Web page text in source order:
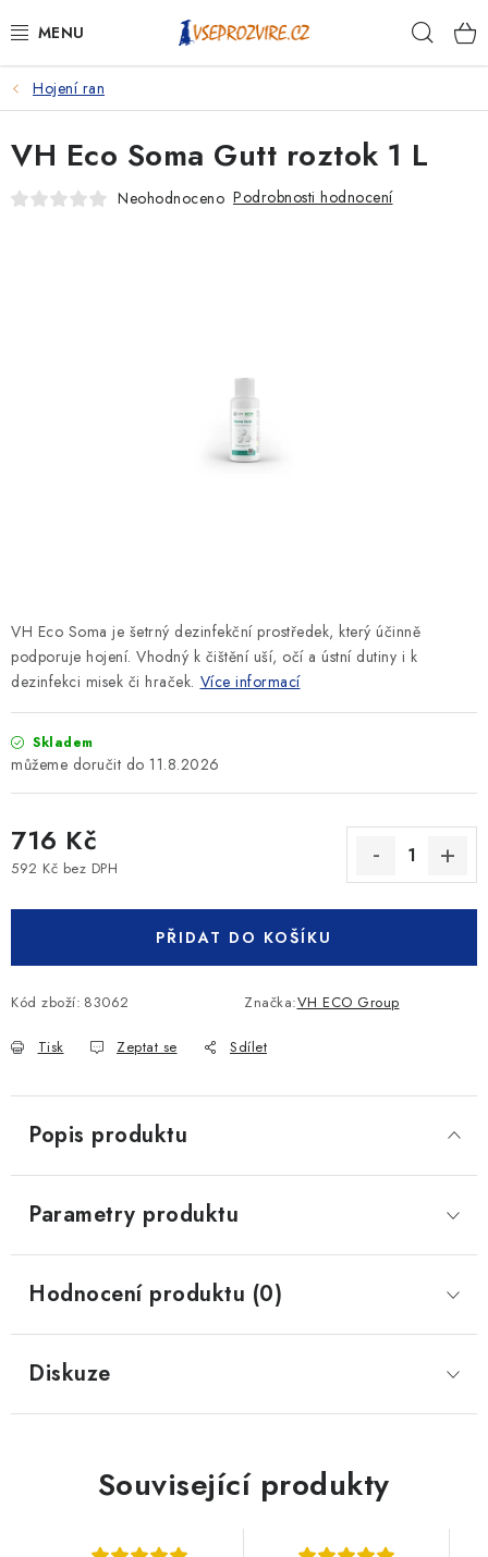
na
PSI
KOČKY
KONĚ
Podmínky ochrany osobních údajů
Hojení ran
VH Eco Soma je šetrný dezinfekční prostředek, který účinně
podporuje hojení. Vhodný k čištění uší, očí a ústní dutiny i k
dezinfekci misek či hraček. Více informací
Skladem
11.8.2026
716 Kč
592 Kč bez DPH
PŘIDAT DO KOŠÍKU
Kód zboží: 83062 Značka:VH ECO Group
Tisk Zeptat se Sdílet
VH Eco Soma Gutt roztok 1 L
Neohodnoceno Podrobnosti hodnocení
Popis produktu
Parametry produktu
Hodnocení produktu (0)
Diskuze
Související produkty